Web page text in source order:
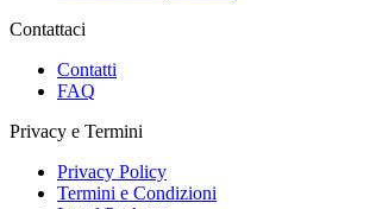
Contattaci
Contatti
FAQ
Privacy e Termini
Privacy Policy
Termini e Condizioni